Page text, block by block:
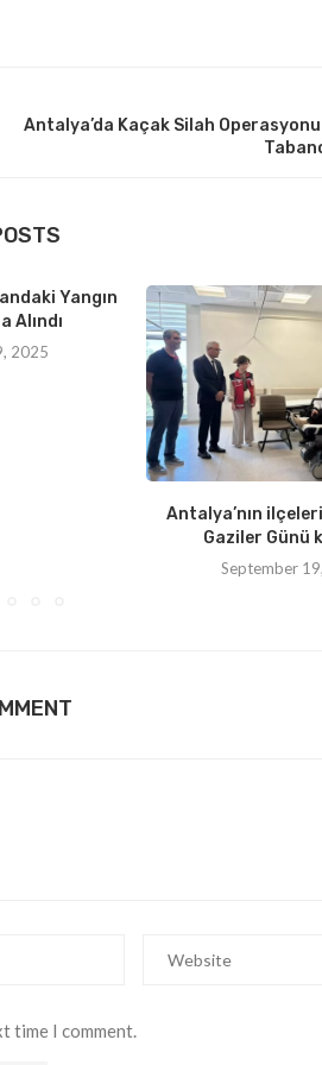
Antalya’da Kaçak Silah
Yangın
Alındı
2025
Antalya’nın
Gaziler Günü
September
time I comment.